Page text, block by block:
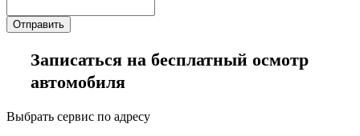
Записаться на бесплатный осмотр
автомобиля
Выбрать сервис по адресу